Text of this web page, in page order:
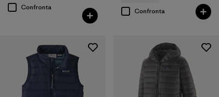
Confronta
Confronta